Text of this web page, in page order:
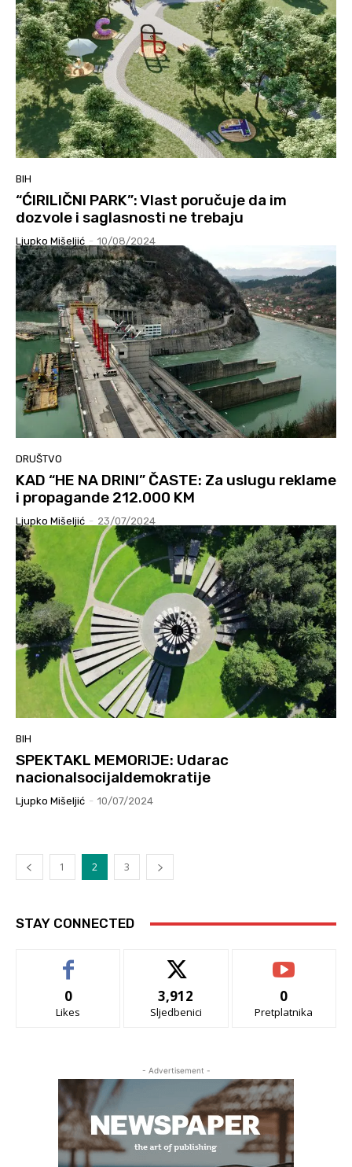
BIH
“ĆIRILIČNI PARK”: Vlast poručuje da im
dozvole i saglasnosti ne trebaju
Ljupko Mišeljić - 10/08/2024
DRUŠTVO
KAD “HE NA DRINI” ČASTE: Za uslugu reklame
i propagande 212.000 KM
Ljupko Mišeljić - 23/07/2024
BIH
SPEKTAKL MEMORIJE: Udarac
nacionalsocijaldemokratije
Ljupko Mišeljić - 10/07/2024
1 2 3
STAY CONNECTED
0
Likes
3,912
Sljedbenici
0
Pretplatnika
- Advertisement -